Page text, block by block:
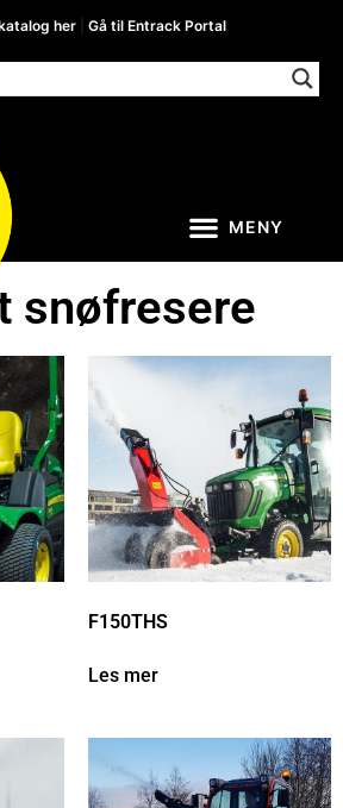
her |Gå til Entrack Portal
snøfresere
F150THS
Les mer